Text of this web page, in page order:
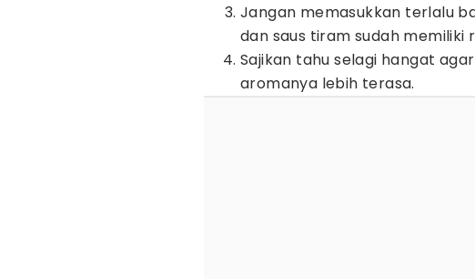
Jangan memasukkan terlalu
dan saus tiram sudah memiliki
Sajikan tahu selagi hangat
aromanya lebih terasa.